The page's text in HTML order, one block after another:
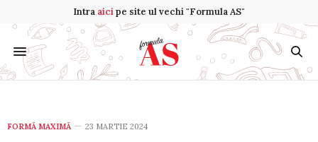
Intra aicipe site ul vechi "Formula AS"
FORMĂ MAXIMĂ 23 MARTIE 2024